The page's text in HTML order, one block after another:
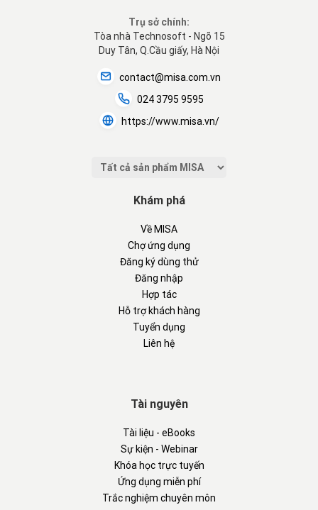
Trụ sở chính:
Tòa nhà Technosoft - Ngõ 15
Duy Tân, Q.Cầu giấy, Hà Nội
contact@misa.com.vn
024 3795 9595
https://www.misa.vn/
Khám phá
Về MISA
Chợ ứng dụng
Đăng ký dùng thử
Đăng nhập
Hợp tác
Hỗ trợ khách hàng
Tuyển dụng
Liên hệ
Tài nguyên
Tài liệu - eBooks
Sự kiện - Webinar
Khóa học trực tuyến
Ứng dụng miễn phí
Trắc nghiệm chuyên môn